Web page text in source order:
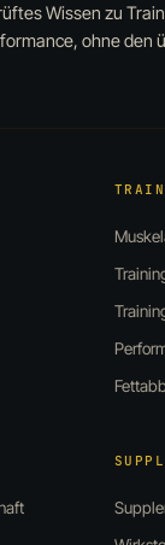
Wissen zu
ohne den